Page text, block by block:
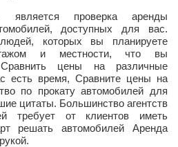
является проверка аренды
доступных для вас.
которых вы планируете
и местности, что вы
Сравнить цены на различные
есть время, Сравните цены на
по прокату автомобилей для
цитаты. Большинство агентств
требует от клиентов иметь
решать автомобилей Аренда